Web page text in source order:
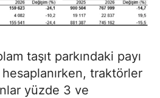
taşıt parkındaki payı
traktörler
yüzde 3 ve